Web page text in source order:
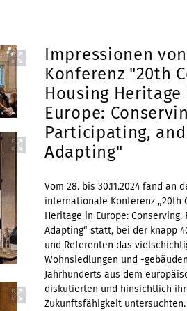
Impressionen
Konferenz "20th
Housing Heritage
Europe:
Participating, and
Adapting"
Vom 28. bis 30.11.2024 fand an
internationale Konferenz „20th
Heritage in Europe:
Adapting“ statt, bei der knapp
und Referenten das
Wohnsiedlungen und -
Jahrhunderts aus dem
diskutierten und hinsichtlich
Zukunftsfähigkeit untersuchten.